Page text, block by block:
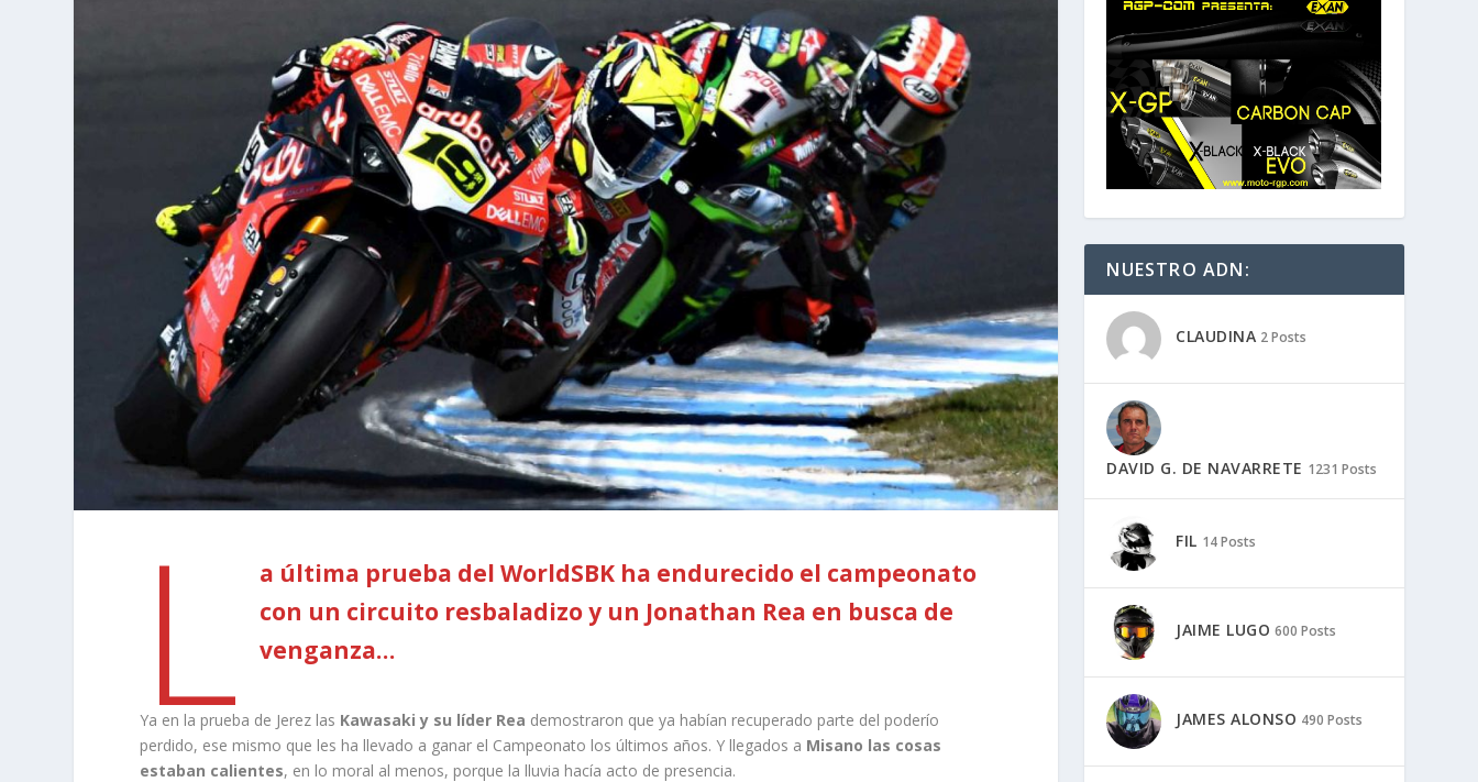
L
a última prueba del WorldSBK ha endurecido el campeonato
con un circuito resbaladizo y un Jonathan Rea en busca de
venganza…
Ya en la prueba de Jerez las Kawasaki y su líder Rea demostraron que ya habían recuperado parte del poderío
perdido, ese mismo que les ha llevado a ganar el Campeonato los últimos años. Y llegados a Misano las cosas
estaban calientes, en lo moral al menos, porque la lluvia hacía acto de presencia.
NUESTRO ADN:
CLAUDINA 2 Posts
DAVID G. DE NAVARRETE 1231 Posts
FIL 14 Posts
JAIME LUGO 600 Posts
JAMES ALONSO 490 Posts